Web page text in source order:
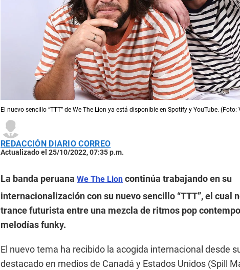
El nuevo sencillo “TTT” de We The Lion ya está disponible en Spotify y YouTube. (Foto:
REDACCIÓN DIARIO CORREO
Actualizado el 25/10/2022, 07:35 p.m.
La banda peruana We The Lion continúa trabajando en su
internacionalización con su nuevo sencillo “TTT”, el cual
trance futurista entre una mezcla de ritmos pop
melodías funky.
El nuevo tema ha recibido la acogida internacional desde
destacado en medios de Canadá y Estados Unidos (Spill